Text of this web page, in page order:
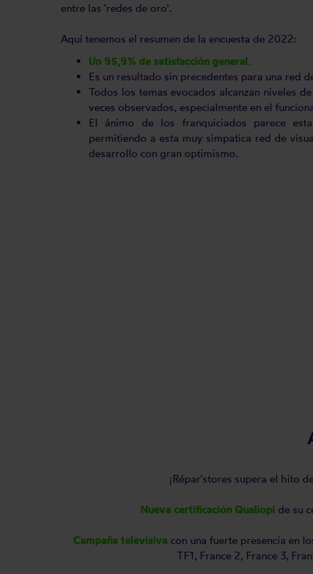
entre las 'redes de oro'.
Aquí tenemos el resumen de la encuesta de 2022:
Un 95,9% de satisfacción general.
Es un resultado sin precedentes para una red
Todos los temas evocados alcanzan niveles
veces observados, especialmente en el
El ánimo de los franquiciados parece
permitiendo a esta muy simpatica red de
desarrollo con gran optimismo.
¡Répar'stores supera el hito
Nueva certificación Qualiopi de su
Campaña televisivacon una fuerte presencia en
TF1, France 2, France 3,